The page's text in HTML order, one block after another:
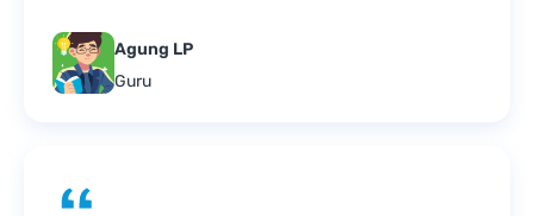
Agung LP
Guru